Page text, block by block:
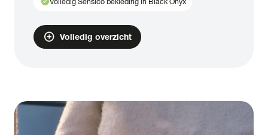
add_circle Volledig overzicht